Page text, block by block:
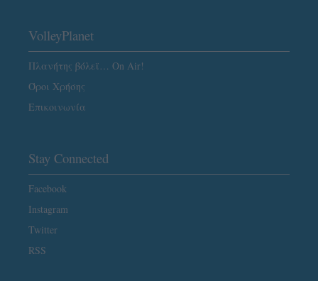
VolleyPlanet
Πλανήτης βόλεϊ… On Air!
Όροι Χρήσης
Επικοινωνία
Stay Connected
Facebook
Instagram
Twitter
RSS